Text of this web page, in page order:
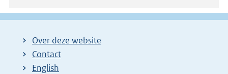
Over deze website
Contact
English